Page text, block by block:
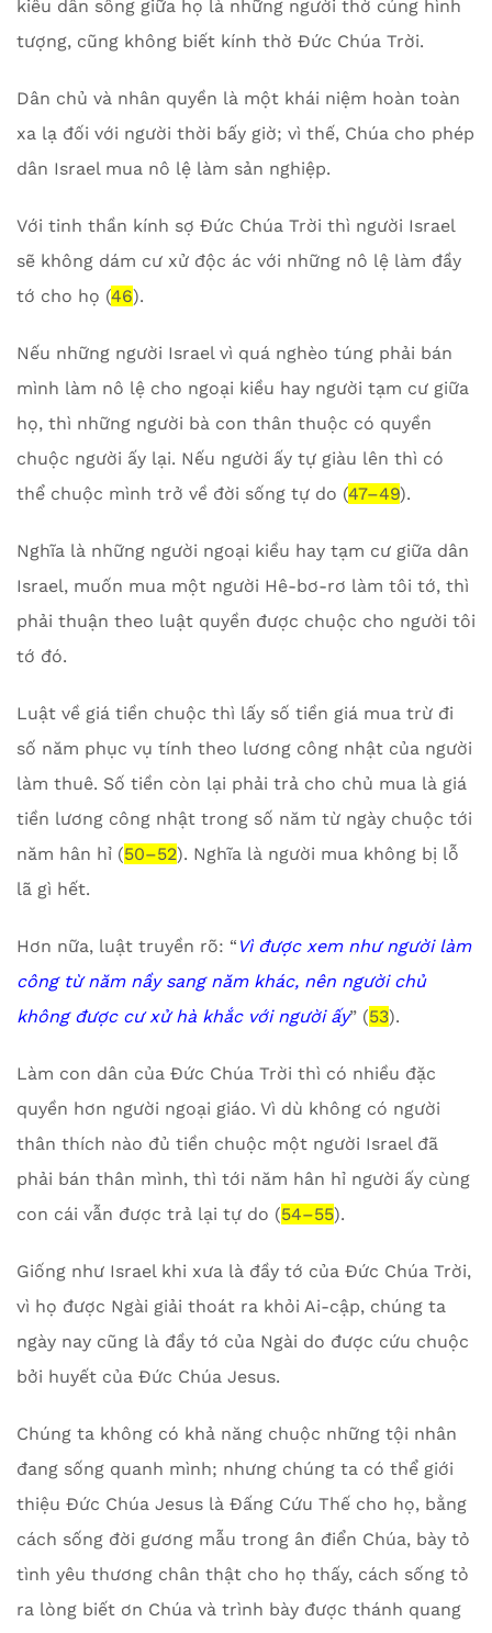
kiều dân sống giữa họ là những người thờ cúng hình
tượng, cũng không biết kính thờ Đức Chúa Trời.
Dân chủ và nhân quyền là một khái niệm hoàn toàn
xa lạ đối với người thời bấy giờ; vì thế, Chúa cho phép
dân Israel mua nô lệ làm sản nghiệp.
Với tinh thần kính sợ Đức Chúa Trời thì người Israel
sẽ không dám cư xử độc ác với những nô lệ làm đầy
tớ cho họ (46).
Nếu những người Israel vì quá nghèo túng phải bán
mình làm nô lệ cho ngoại kiều hay người tạm cư giữa
họ, thì những người bà con thân thuộc có quyền
chuộc người ấy lại. Nếu người ấy tự giàu lên thì có
thể chuộc mình trở về đời sống tự do (47–49).
Nghĩa là những người ngoại kiều hay tạm cư giữa dân
Israel, muốn mua một người Hê-bơ-rơ làm tôi tớ, thì
phải thuận theo luật quyền được chuộc cho người tôi
tớ đó.
Luật về giá tiền chuộc thì lấy số tiền giá mua trừ đi
số năm phục vụ tính theo lương công nhật của người
làm thuê. Số tiền còn lại phải trả cho chủ mua là giá
tiền lương công nhật trong số năm từ ngày chuộc tới
năm hân hỉ (50–52). Nghĩa là người mua không bị lỗ
lã gì hết.
Hơn nữa, luật truyền rõ: “ Vì được xem như người làm
công từ năm nầy sang năm khác, nên người chủ
không được cư xử hà khắc với người ấy” (53).
Làm con dân của Đức Chúa Trời thì có nhiều đặc
quyền hơn người ngoại giáo. Vì dù không có người
thân thích nào đủ tiền chuộc một người Israel đã
phải bán thân mình, thì tới năm hân hỉ người ấy cùng
con cái vẫn được trả lại tự do (54–55).
Giống như Israel khi xưa là đầy tớ của Đức Chúa Trời,
vì họ được Ngài giải thoát ra khỏi Ai-cập, chúng ta
ngày nay cũng là đầy tớ của Ngài do được cứu chuộc
bởi huyết của Đức Chúa Jesus.
Chúng ta không có khả năng chuộc những tội nhân
đang sống quanh mình; nhưng chúng ta có thể giới
thiệu Đức Chúa Jesus là Đấng Cứu Thế cho họ, bằng
cách sống đời gương mẫu trong ân điển Chúa, bày tỏ
tình yêu thương chân thật cho họ thấy, cách sống tỏ
ra lòng biết ơn Chúa và trình bày được thánh quang